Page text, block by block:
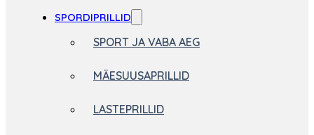
SPORDIPRILLID
SPORT JA VABA AEG
MÄESUUSAPRILLID
LASTEPRILLID